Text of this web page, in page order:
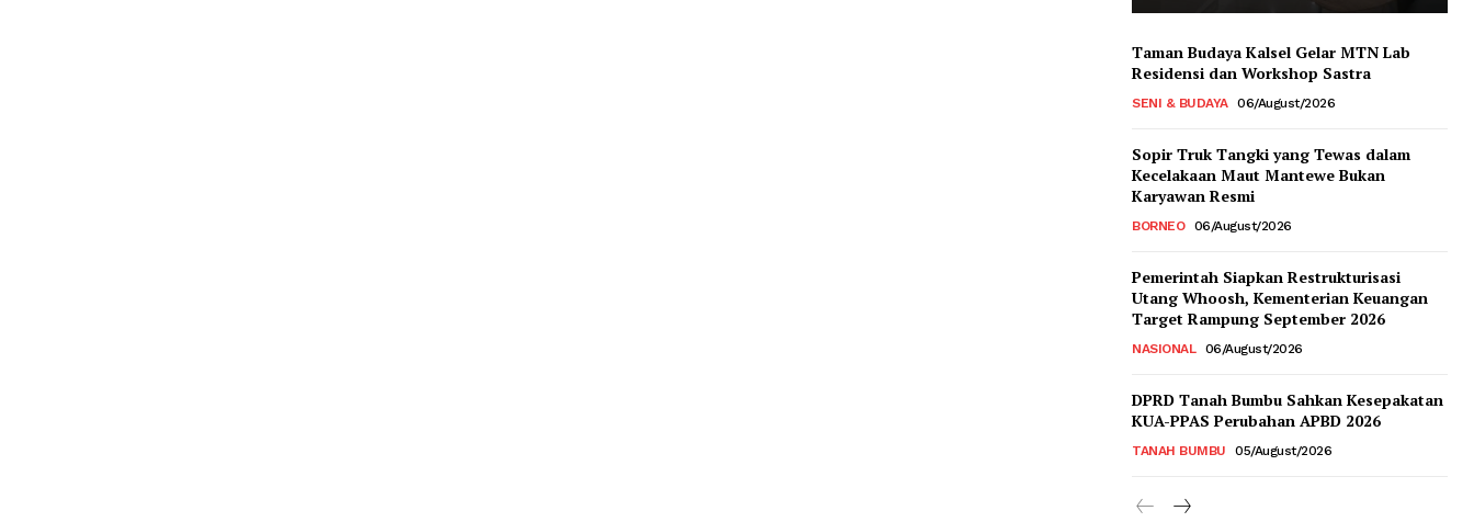
Taman Budaya Kalsel Gelar MTN Lab
Residensi dan Workshop Sastra
SENI & BUDAYA 06/August/2026
Sopir Truk Tangki yang Tewas dalam
Kecelakaan Maut Mantewe Bukan
Karyawan Resmi
BORNEO 06/August/2026
Pemerintah Siapkan Restrukturisasi
Utang Whoosh, Kementerian Keuangan
Target Rampung September 2026
NASIONAL 06/August/2026
DPRD Tanah Bumbu Sahkan Kesepakatan
KUA-PPAS Perubahan APBD 2026
TANAH BUMBU 05/August/2026